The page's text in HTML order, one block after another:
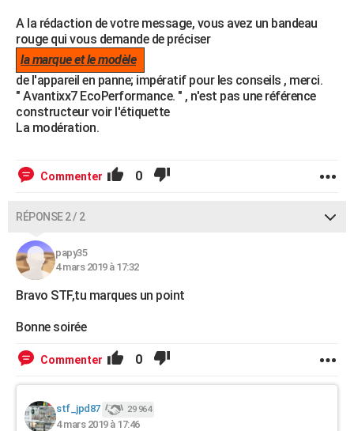
A la rédaction de votre message, vous avez un bandeau
rouge qui vous demande de préciser
la marque et le modèle
de l'appareil en panne; impératif pour les conseils , merci.
" Avantixx7 EcoPerformance. " , n'est pas une référence
constructeur voir l'étiquette
La modération.
Commenter 0
RÉPONSE 2 / 2
papy35
4 mars 2019 à 17:32
Bravo STF,tu marques un point
Bonne soirée
Commenter 0
stf_jpd87 29 964
4 mars 2019 à 17:46